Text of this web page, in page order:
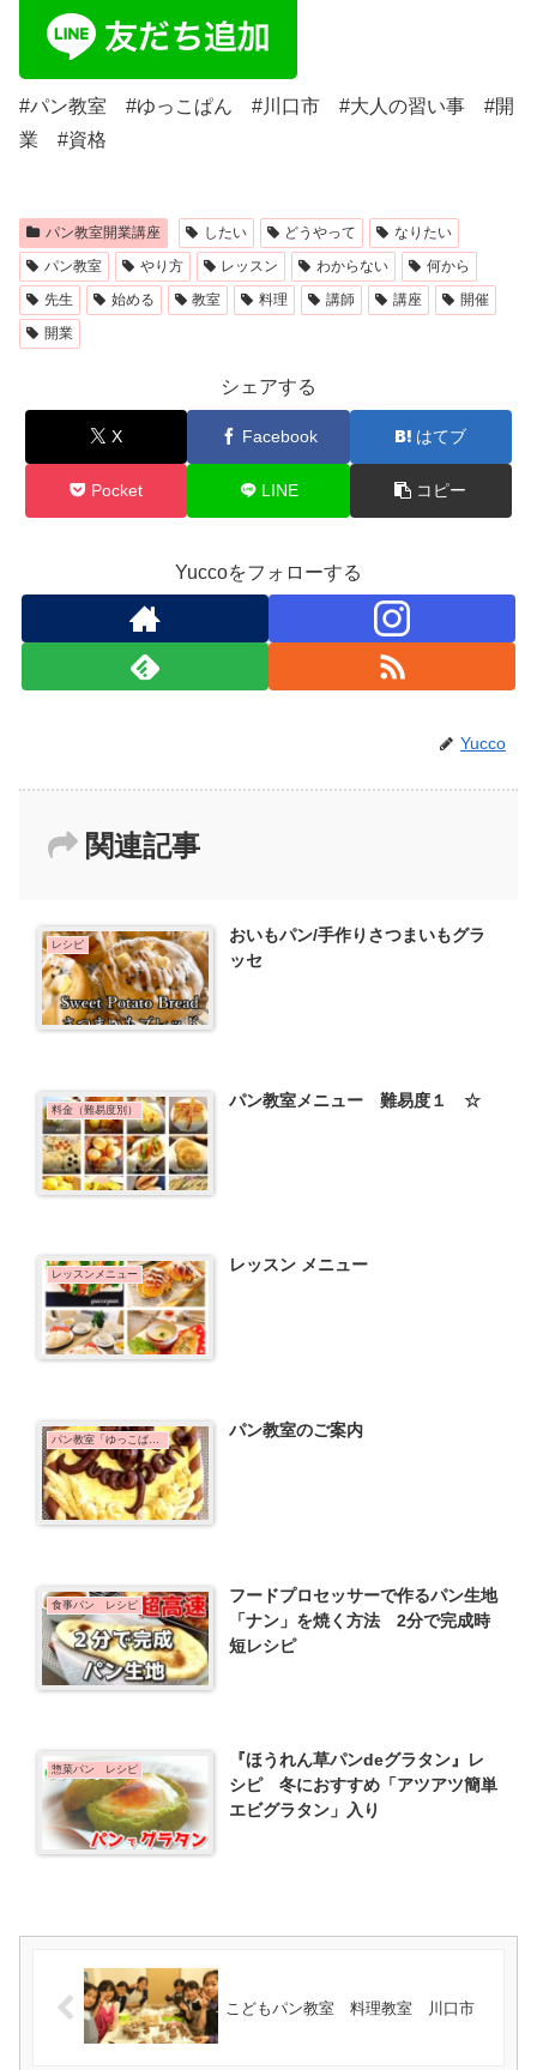
#パン教室 #ゆっこぱん #川口市 #大人の習い事 #開
業 #資格
パン教室開業講座 したい どうやって
なりたい
パン教室
やり方 レッスン わからない
何から
先生
始める 教室 料理 講師 講座
開催
開業
シェアする
X Facebook はてブ
Pocket LINE コピー
Yuccoをフォローする
Yucco
関連記事
レシピ
おいもパン/手作りさつまいもグラ
ッセ
料金（難易度別） パン教室メニュー 難易度１ ☆
レッスンメニュー レッスン メニュー
パン教室「ゆっこぱん」のご案内 パン教室のご案内
食事パン レシピ
フードプロセッサーで作るパン生地
「ナン」を焼く方法 2分で完成時
短レシピ
惣菜パン レシピ
『ほうれん草パンdeグラタン』レ
シピ 冬におすすめ「アツアツ簡単
エビグラタン」入り
こどもパン教室 料理教室 川口市